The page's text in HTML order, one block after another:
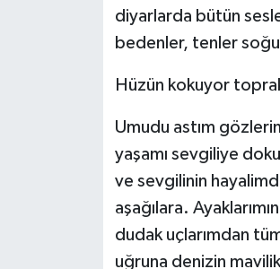
diyarlarda bütün
bedenler, tenler
Hüzün kokuyor
Umudu astım
yaşamı sevgiliye
ve sevgilinin
aşağılara.
dudak uçlarımdan
uğruna denizin